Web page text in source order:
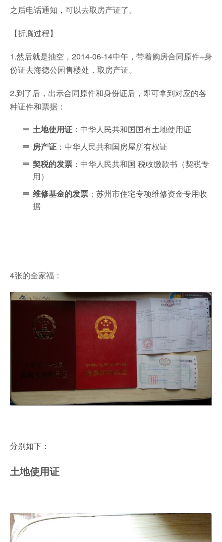
之后电话通知，可以去取房产证了。
【折腾过程】
1.然后就是抽空，2014-06-14中午，带着购房合同原件+身
份证去海德公园售楼处，取房产证。
2.到了后，出示合同原件和身份证后，即可拿到对应的各
种证件和票据：
土地使用证 ：中华人民共和国国有土地使用证
房产证 ：中华人民共和国房屋所有权证
契税的发票 ：中华人民共和国 税收缴款书（契税专
用）
维修基金的发票 ：苏州市住宅专项维修资金专用收
据
4张的全家福：
分别如下：
土地使用证